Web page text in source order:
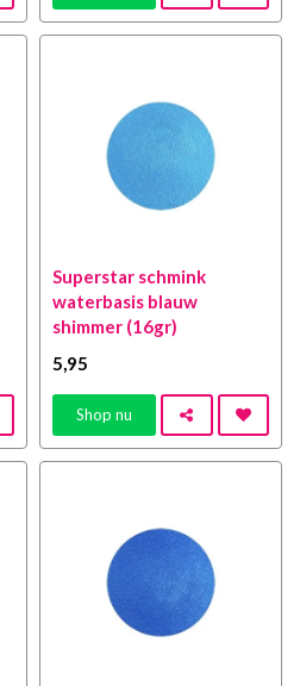
Superstar schmink
waterbasis blauw
shimmer (16gr)
5 ,95
Shop nu